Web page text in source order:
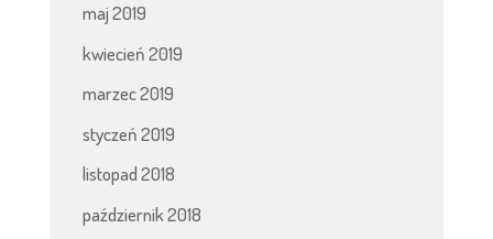
maj 2019
kwiecień 2019
marzec 2019
styczeń 2019
listopad 2018
październik 2018